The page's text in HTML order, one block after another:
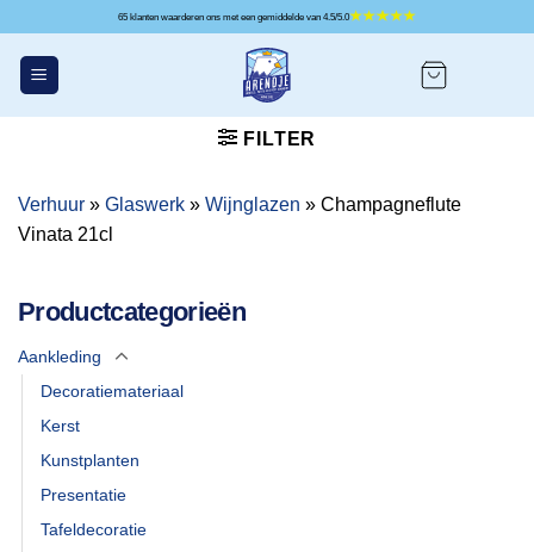
inhoud
65 klanten waarderen ons met een gemiddelde van 4.5/5.0
FILTER
Verhuur » Glaswerk » Wijnglazen » Champagneflute
Vinata 21cl
Productcategorieën
Aankleding
Decoratiemateriaal
Kerst
Kunstplanten
Presentatie
Tafeldecoratie